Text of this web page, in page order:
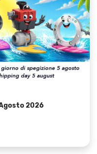
2026